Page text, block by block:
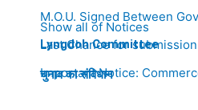
M.O.U. Signed Between
Last Chance for
Important Notice:
Show all of Notices
Lyngdoh Committee
चुनाव का संविधान